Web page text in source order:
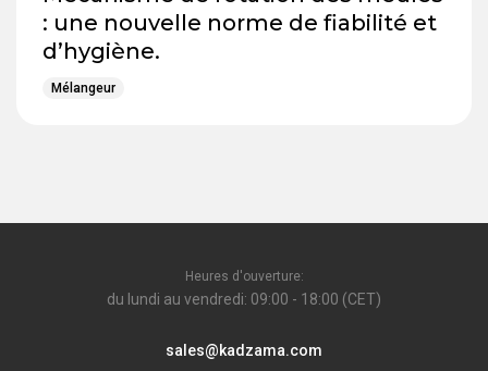
: une nouvelle norme de fiabilité et
d’hygiène.
Mélangeur
Heures d'ouverture:
du lundi au vendredi: 09:00 - 18:00 (CET)
sales@kadzama.com